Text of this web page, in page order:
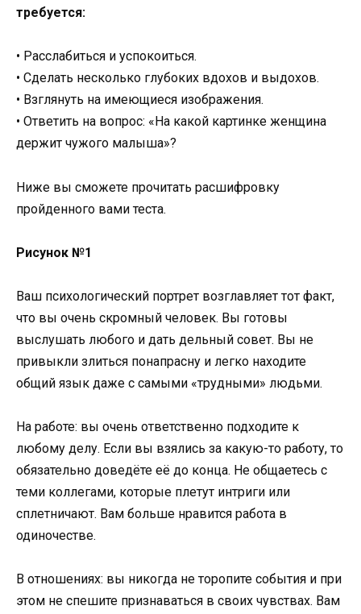
требуется:
• Расслабиться и успокоиться.
• Сделать несколько глубоких вдохов и выдохов.
• Взглянуть на имеющиеся изображения.
• Ответить на вопрос: «На какой картинке женщина
держит чужого малыша»?
Ниже вы сможете прочитать расшифровку
пройденного вами теста.
Рисунок №1
Ваш психологический портрет возглавляет тот факт,
что вы очень скромный человек. Вы готовы
выслушать любого и дать дельный совет. Вы не
привыкли злиться понапрасну и легко находите
общий язык даже с самыми «трудными» людьми.
На работе: вы очень ответственно подходите к
любому делу. Если вы взялись за какую-то работу, то
обязательно доведёте её до конца. Не общаетесь с
теми коллегами, которые плетут интриги или
сплетничают. Вам больше нравится работа в
одиночестве.
В отношениях: вы никогда не торопите события и при
этом не спешите признаваться в своих чувствах. Вам